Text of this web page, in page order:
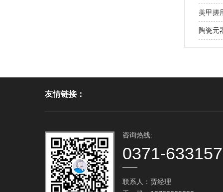
美甲搓
陶瓷元
友情链接：
咨询热线:
0371-
联系人：贾经理